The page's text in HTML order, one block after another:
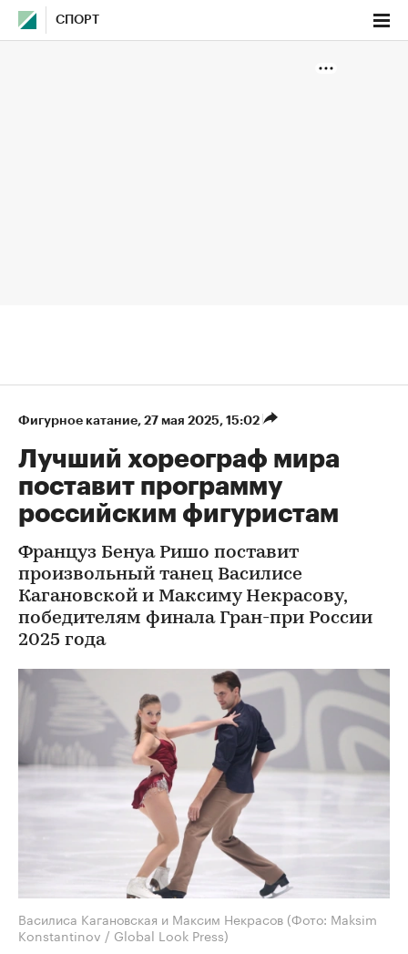
СПОРТ
Фигурное катание⁠, 27 мая 2025, 15:02
Лучший хореограф мира
поставит программу
российским фигуристам
Француз Бенуа Ришо поставит
произвольный танец Василисе
Кагановской и Максиму Некрасову,
победителям финала Гран-при России
2025 года
Василиса Кагановская и Максим Некрасов (Фото: Maksim
Konstantinov / Global Look Press)